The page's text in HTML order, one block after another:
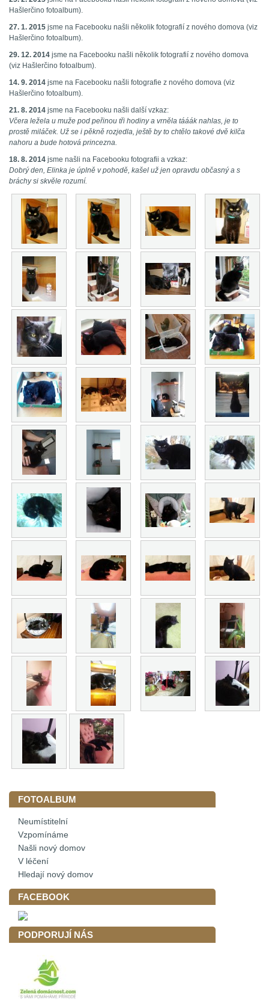
Hašlerčino fotoalbum).
27. 1. 2015 jsme na Facebooku našli několik fotografií z nového domova (viz
Hašlerčino fotoalbum).
29. 12. 2014 jsme na Facebooku našli několik fotografií z nového domova
(viz Hašlerčino fotoalbum).
14. 9. 2014 jsme na Facebooku našli fotografie z nového domova (viz
Hašlerčino fotoalbum).
21. 8. 2014 jsme na Facebooku našli další vzkaz:
Včera ležela u muže pod peřinou tři hodiny a vrněla tááák nahlas, je to
prostě miláček. Už se i pěkně rozjedla, ještě by to chtělo takové dvě kilča
nahoru a bude hotová princezna.
18. 8. 2014 jsme našli na Facebooku fotografii a vzkaz:
Dobrý den, Elinka je úplně v pohodě, kašel už jen opravdu občasný a s
bráchy si skvěle rozumí.
FOTOALBUM
Neumístitelní
Vzpomínáme
Našli nový domov
V léčení
Hledají nový domov
FACEBOOK
PODPORUJÍ NÁS